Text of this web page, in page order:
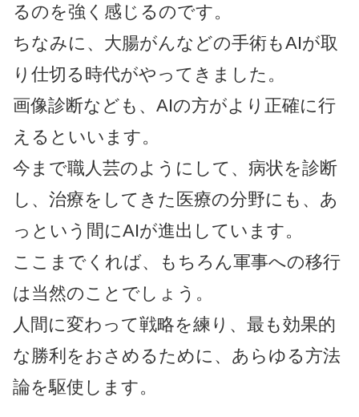
るのを強く感じるのです。
ちなみに、大腸がんなどの手術もAIが取
り仕切る時代がやってきました。
画像診断なども、AIの方がより正確に行
えるといいます。
今まで職人芸のようにして、病状を診断
し、治療をしてきた医療の分野にも、あ
っという間にAIが進出しています。
ここまでくれば、もちろん軍事への移行
は当然のことでしょう。
人間に変わって戦略を練り、最も効果的
な勝利をおさめるために、あらゆる方法
論を駆使します。